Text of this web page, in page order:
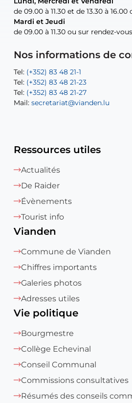
de 09.00 à 11.30 et de 13.30 à
Mardi et Jeudi
de 09.00 à 11.30 ou sur rendez-vous
Nos informations de
Tel: (+352) 83 48 21-1
Tel: (+352) 83 48 21-23
Tel: (+352) 83 48 21-27
Mail: secretariat@vianden.lu
de 09.00 à 11.30 et de 13.30 à
Mardi et Jeudi
de 09.00 à 11.30 ou sur rendez-vous
Tel: (+352) 83 48 21-20
Tel: (+352) 83 48 21-22
Mail:sofia.carvalho@vianden.lu
Mail: diane.storn@vianden.lu
Mail:recette@vianden.lu
Tel:(+352) 83 48 21-31
Tel:Permanence (Fuite d’eau) : 83
Ressources utiles
Actualités
De Raider
Évènements
Tourist info
Vianden
Commune de Vianden
Chiffres importants
Galeries photos
Adresses utiles
Vie politique
Bourgmestre
Collège Echevinal
Conseil Communal
Commissions consultatives
Résumés des conseils